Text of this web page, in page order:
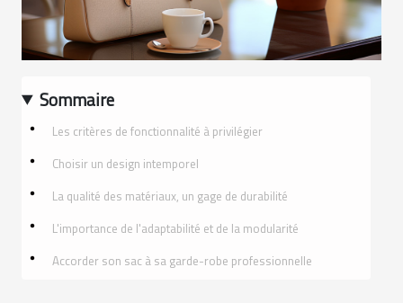
Sommaire
Les critères de fonctionnalité à privilégier
Choisir un design intemporel
La qualité des matériaux, un gage de durabilité
L'importance de l'adaptabilité et de la modularité
Accorder son sac à sa garde-robe professionnelle